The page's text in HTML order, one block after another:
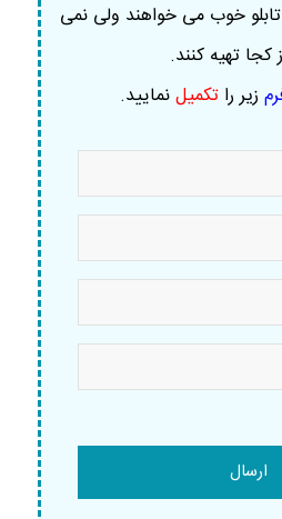
خوب می خواهند ولی نمی
کجا تهیه کنند.
زیر را تکمیلنمایید.